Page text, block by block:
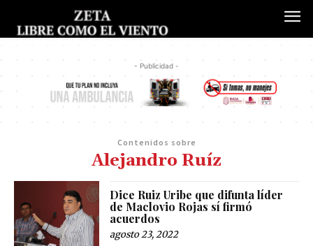
- Publicidad -
Contenidos sobre
Alejandro Ruíz
Dice Ruiz Uribe que difunta líder
de Maclovio Rojas sí firmó
acuerdos
agosto 23, 2022